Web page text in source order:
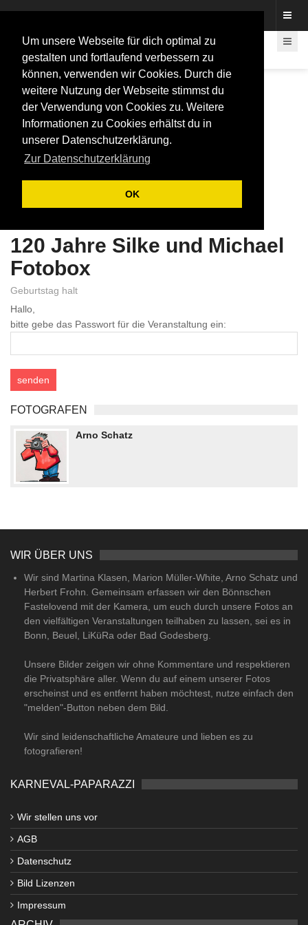
Um unsere Webseite für dich optimal zu
gestalten und fortlaufend verbessern zu
können, verwenden wir Cookies. Durch die
weitere Nutzung der Webseite stimmst du
der Verwendung von Cookies zu. Weitere
Informationen zu Cookies erhältst du in
unserer Datenschutzerklärung.
Zur Datenschutzerklärung
OK
120 Jahre Silke und Michael
Fotobox
Geburtstag halt
Hallo,
bitte gebe das Passwort für die Veranstaltung ein:
FOTOGRAFEN
Arno Schatz
WIR ÜBER UNS
Wir sind Martina Klasen, Marion Müller-White, Arno Schatz und
Herbert Frohn. Gemeinsam erfassen wir den Bönnschen
Fastelovend mit der Kamera, um euch durch unsere Fotos an
den vielfältigen Veranstaltungen teilhaben zu lassen, sei es in
Bonn, Beuel, LiKüRa oder Bad Godesberg.
Unsere Bilder zeigen wir ohne Kommentare und respektieren
die Privatsphäre aller. Wenn du auf einem unserer Fotos
erscheinst und es entfernt haben möchtest, nutze einfach den
"melden"-Button neben dem Bild.
Wir sind leidenschaftliche Amateure und lieben es zu
fotografieren!
KARNEVAL-PAPARAZZI
Wir stellen uns vor
AGB
Datenschutz
Bild Lizenzen
Impressum